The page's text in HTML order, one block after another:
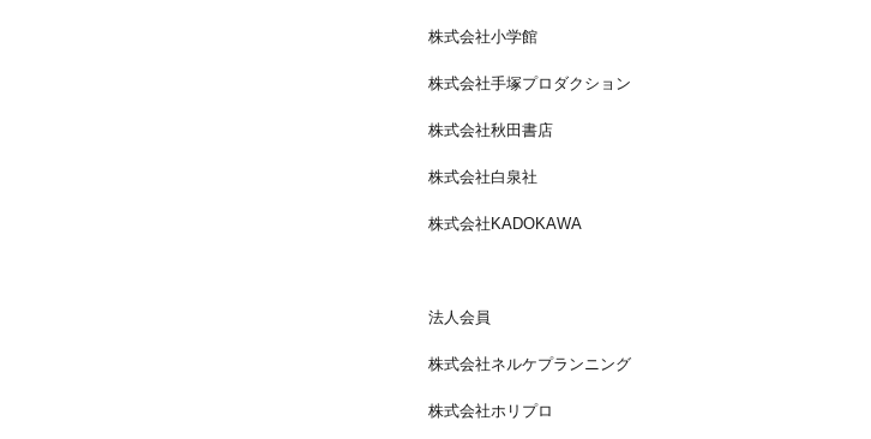
株式会社小学館
株式会社手塚プロダクション
株式会社秋田書店
株式会社白泉社
株式会社KADOKAWA
法人会員
株式会社ネルケプランニング
株式会社ホリプロ